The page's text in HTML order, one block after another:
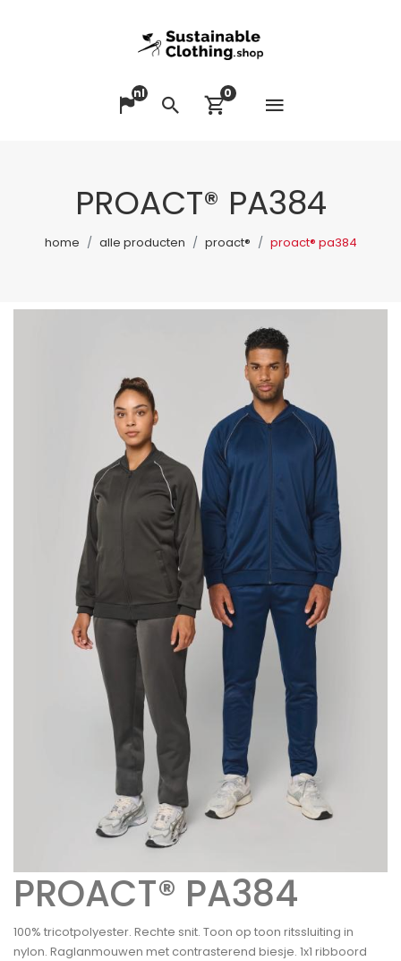
Taal veranderen
nl
ZoekenWinkelwagen
0
PROACT® PA384
home alle producten proact® proact® pa384
PROACT® PA384
100% tricotpolyester. Rechte snit. Toon op toon ritssluiting in
nylon. Raglanmouwen met contrasterend biesje. 1x1 ribboord